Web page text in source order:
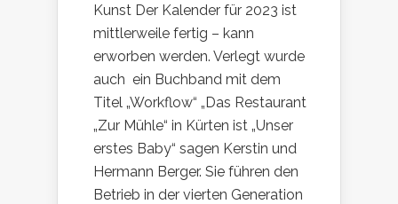
Kunst Der Kalender für 2023 ist
mittlerweile fertig – kann
erworben werden. Verlegt wurde
auch ein Buchband mit dem
Titel „Workflow“ „Das Restaurant
„Zur Mühle“ in Kürten ist „Unser
erstes Baby“ sagen Kerstin und
Hermann Berger. Sie führen den
Betrieb in der vierten Generation